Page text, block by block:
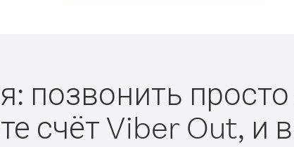
позвонить
счёт Viber Out, и